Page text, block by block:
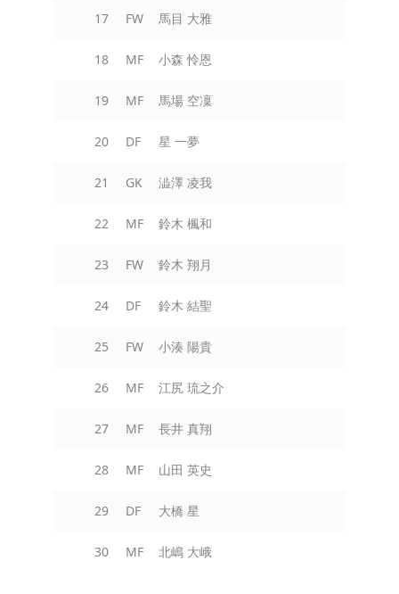
17 FW 馬目 大雅
18 MF 小森 怜恩
19 MF 馬場 空凜
20 DF 星 一夢
21 GK 澁澤 凌我
22 MF 鈴木 楓和
23 FW 鈴木 翔月
24 DF 鈴木 結聖
25 FW 小湊 陽貴
26 MF 江尻 琉之介
27 MF 長井 真翔
28 MF 山田 英史
29 DF 大橋 星
30 MF 北嶋 大峨